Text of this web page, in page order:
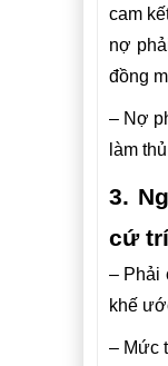
cam
nợ
đồng
– Nợ
làm
3.
cứ
– Phải
khế
– Mức